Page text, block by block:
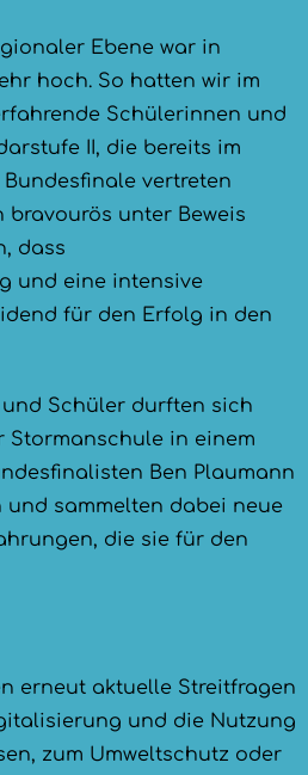
Ebene war in
hoch. So hatten wir im
Schülerinnen und
II, die bereits im
vertreten
bravourös unter Beweis
dass
und eine intensive
für den Erfolg in den
Schüler durften sich
Stormanschule in einem
Ben Plaumann
und sammelten dabei neue
die sie für den
erneut aktuelle Streitfragen
und die Nutzung
zum Umweltschutz oder